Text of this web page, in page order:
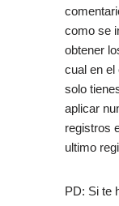
como se
obtener
cual en el
solo
aplicar
registros
ultimo
PD: Si te